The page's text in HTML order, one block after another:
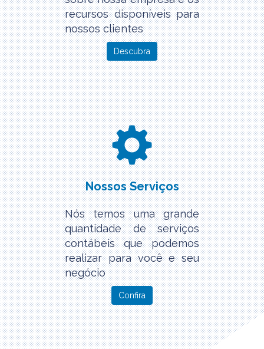
recursos disponíveis para
nossos clientes
Descubra
Nossos Serviços
Nós temos uma grande
quantidade de serviços
contábeis que podemos
realizar para você e seu
negócio
Confira